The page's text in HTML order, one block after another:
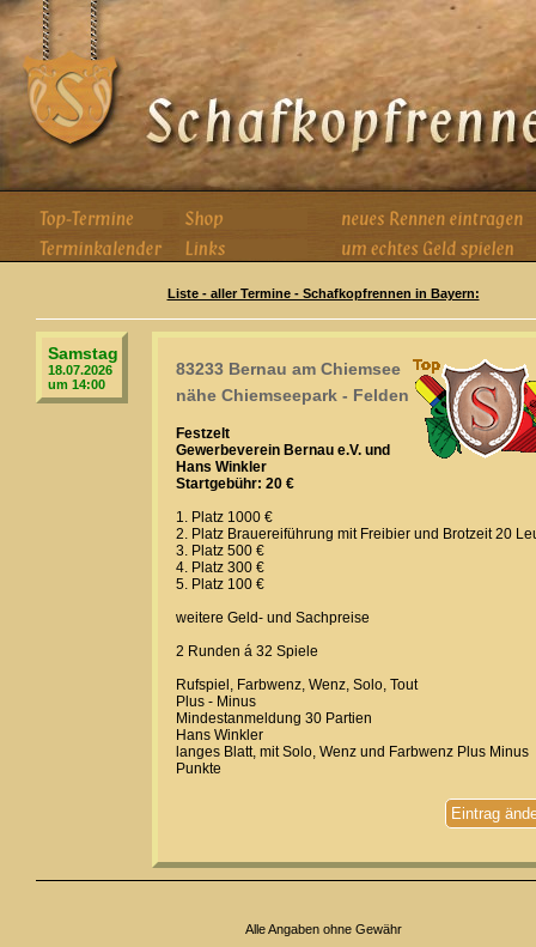
Liste - aller Termine - Schafkopfrennen in Bayern:
Samstag
18.07.2026
um 14:00
83233 Bernau am Chiemsee
nähe Chiemseepark - Felden
Festzelt
Gewerbeverein Bernau e.V. und
Hans Winkler
Startgebühr: 20 €
1. Platz 1000 €
2. Platz Brauereiführung mit Freibier und Brotzeit 20
3. Platz 500 €
4. Platz 300 €
5. Platz 100 €
weitere Geld- und Sachpreise
2 Runden á 32 Spiele
Rufspiel, Farbwenz, Wenz, Solo, Tout
Plus - Minus
Mindestanmeldung 30 Partien
Hans Winkler
langes Blatt, mit Solo, Wenz und Farbwenz Plus Minus
Punkte
Eintrag
Alle Angaben ohne Gewähr